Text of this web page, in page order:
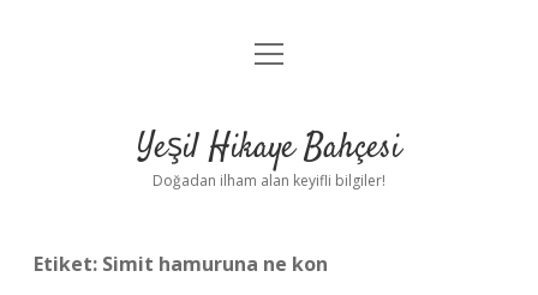
Anasayfa
Yasal Uyarı
menüyü
Yeşil Hikaye Bahçesi
Doğadan ilham alan keyifli bilgiler!
Etiket: Simit hamuruna ne kon